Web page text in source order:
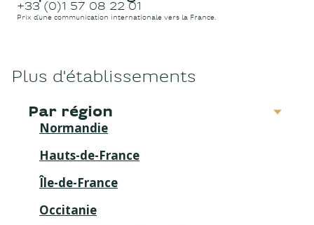
+33 (0)1 57 08 22 01
Prix d’une communication internationale vers la France.
Plus d'établissements
Par région
Normandie
Hauts-de-France
Île-de-France
Occitanie